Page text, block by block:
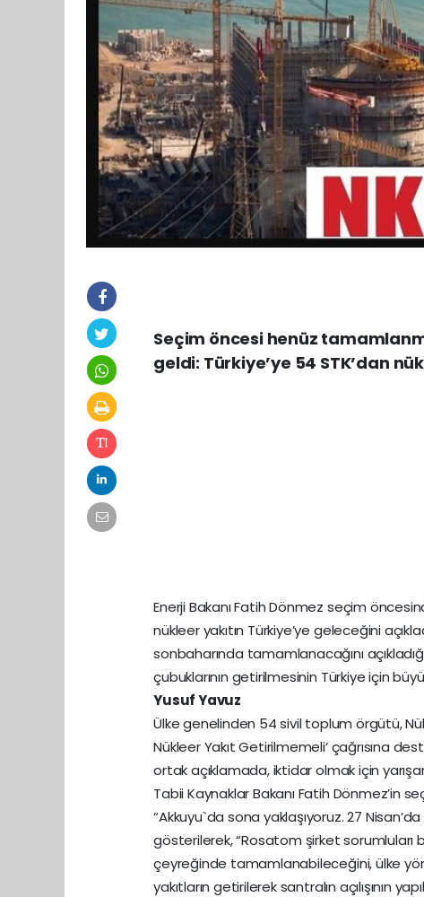
Seçim öncesi henüz
geldi: Türkiye’ye 54 STK’dan
Enerji Bakanı Fatih Dönmez seçim
nükleer yakıtın Türkiye’ye geleceğini
sonbaharında tamamlanacağını
çubuklarının getirilmesinin Türkiye için
Yusuf Yavuz
Ülke genelinden 54 sivil toplum örgütü,
Nükleer Yakıt Getirilmemeli’ çağrısına
ortak açıklamada, iktidar olmak için
Tabii Kaynaklar Bakanı Fatih Dönmez’in
“Akkuyu`da sona yaklaşıyoruz. 27
gösterilerek, “Rosatom şirket sorumluları
çeyreğinde tamamlanabileceğini, ülke
yakıtların getirilerek santralın açılışının